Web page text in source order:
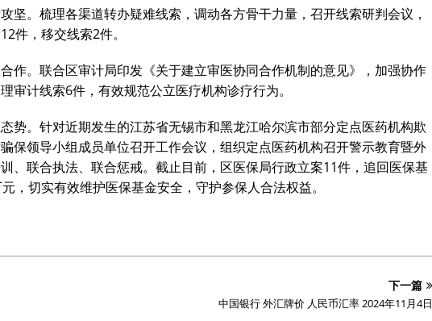
坚。梳理各渠道转办疑难线索，调动各方骨干力量，召开线索研判会议，
件，移交线索2件。
作。联合区审计局印发《关于建立审医协同合作机制的意见》，加强协作
审计线索6件，有效规范公立医疗机构诊疗行为。
势。针对近期发生的江苏省无锡市和黑龙江哈尔滨市部分定点医药机构欺
保领导小组成员单位召开工作会议，组织定点医药机构召开警示教育暨外
、联合执法、联合惩戒。截止目前，区医保局行政立案11件，追回医保基
，切实有效维护医保基金安全，守护参保人合法权益。
下一篇
中国银行 外汇牌价 人民币汇率 2024年11月4日